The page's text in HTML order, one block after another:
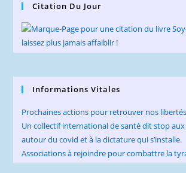
Citation Du Jour
Informations Vitales
Prochaines actions pour retrouver nos
Un collectif international de santé dit stop
autour du covid et à la dictature qui s’installe.
Associations à rejoindre pour combattre la